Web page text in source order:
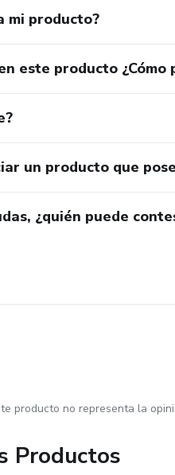
mi producto?
este producto ¿Cómo
un producto que
¿quién puede
producto no representa la
Productos